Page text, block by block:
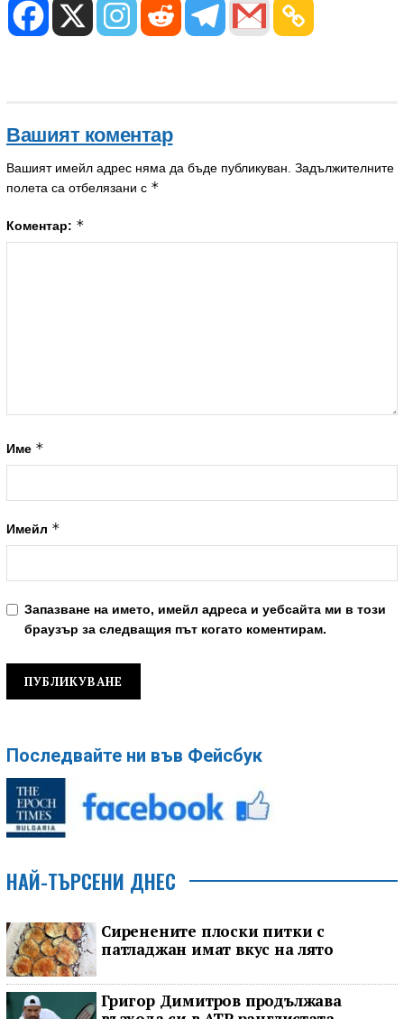
Вашият коментар
Вашият имейл адрес няма да бъде публикуван. Задължителните
полета са отбелязани с *
Коментар: *
Име *
Имейл *
Запазване на името, имейл адреса и уебсайта ми в този
браузър за следващия път когато коментирам.
Последвайте ни във Фейсбук
НАЙ-ТЪРСЕНИ ДНЕС
Сиренените плоски питки с
патладжан имат вкус на лято
Григор Димитров продължава